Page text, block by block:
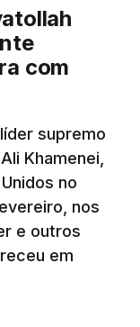
com
supremo
Khamenei,
no
nos
e outros
em